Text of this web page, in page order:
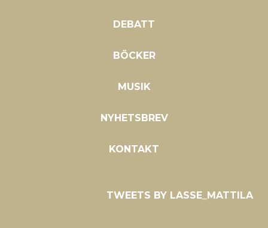
DEBATT
BÖCKER
MUSIK
NYHETSBREV
KONTAKT
TWEETS BY LASSE_MATTILA